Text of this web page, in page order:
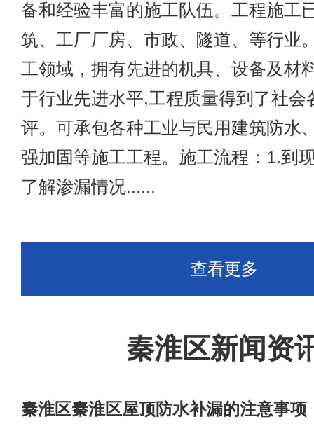
备和经验丰富的施工队伍。工程施工
筑、工厂厂房、市政、隧道、等行业
工领域，拥有先进的机具、设备及材
于行业先进水平,工程质量得到了社会
评。可承包各种工业与民用建筑防水
强加固等施工工程。施工流程：1.到
了解渗漏情况......
查看更多
秦淮区新闻资
秦淮区秦淮区屋顶防水补漏的注意事项